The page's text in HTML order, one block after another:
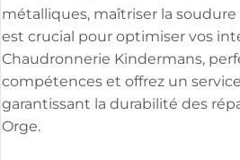
métalliques, maîtriser la
est crucial pour optimiser vos
Chaudronnerie Kindermans,
compétences et offrez un
garantissant la durabilité des
Orge.